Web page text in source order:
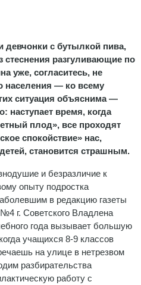
девчонки с бутылкой пива,
стеснения разгуливающие по
уже, согласитесь, не
населения — ко всему
ситуация объяснима —
наступает время, когда
плод», все проходят
спокойствие» нас,
становится страшным.
и безразличие к
опыту подростка
в редакцию газеты
г. Советского Владлена
года вызывает большую
уча­щихся 8-9 классов
на улице в нетрезвом
разбирательства
paботy с